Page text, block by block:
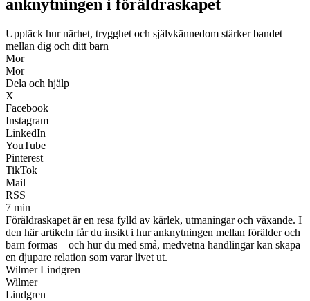
anknytningen i föräldraskapet
Upptäck hur närhet, trygghet och självkännedom stärker bandet
mellan dig och ditt barn
Mor
Mor
Dela och hjälp
X
Facebook
Instagram
LinkedIn
YouTube
Pinterest
TikTok
Mail
RSS
7 min
Föräldraskapet är en resa fylld av kärlek, utmaningar och växande. I
den här artikeln får du insikt i hur anknytningen mellan förälder och
barn formas – och hur du med små, medvetna handlingar kan skapa
en djupare relation som varar livet ut.
Wilmer Lindgren
Wilmer
Lindgren